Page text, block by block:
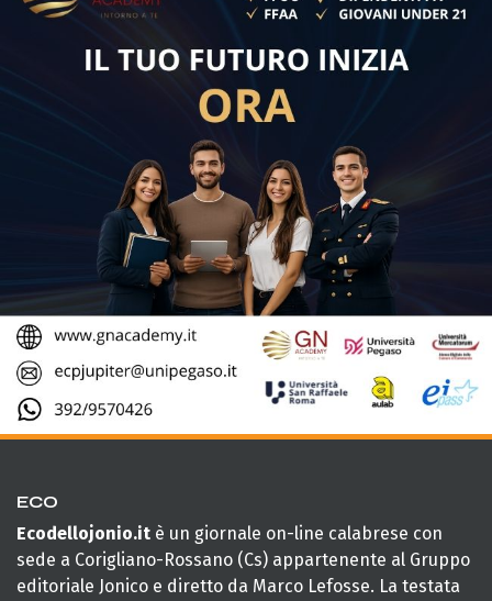
ECO
Ecodellojonio.it è un giornale on-line calabrese con
sede a Corigliano-Rossano (Cs) appartenente al Gruppo
editoriale Jonico e diretto da Marco Lefosse. La testata